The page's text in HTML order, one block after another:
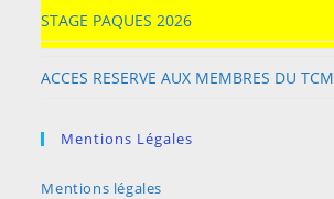
STAGE PAQUES 2026
ACCES RESERVE AUX MEMBRES DU TCM
Mentions Légales
Mentions légales